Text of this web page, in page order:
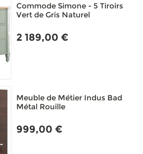
Commode Simone - 5 Tiroirs
Vert de Gris Naturel
2 189,00 €
Meuble de Métier Indus Bad
Métal Rouille
999,00 €